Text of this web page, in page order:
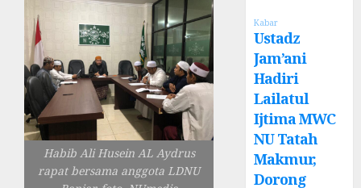
Habib Ali Husein AL Aydrus
rapat bersama anggota LDNU
Kabar
Ustadz
Jam’ani
Hadiri
Lailatul
Ijtima MWC
NU Tatah
Makmur,
Dorong